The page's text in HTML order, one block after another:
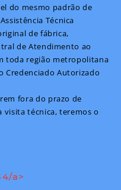
do mesmo padrão de
Técnica
de fábrica,
de Atendimento ao
toda região metropolitana
Credenciado Autorizado
fora do prazo de
visita técnica, teremos o
a>